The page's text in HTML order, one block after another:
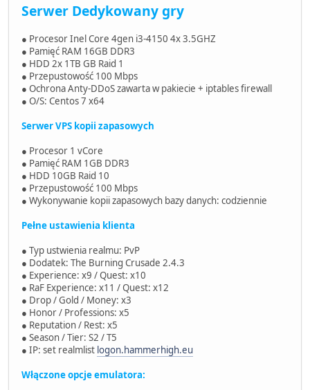
Serwer Dedykowany gry
● Procesor Inel Core 4gen i3-4150 4x 3.5GHZ
● Pamięć RAM 16GB DDR3
● HDD 2x 1TB GB Raid 1
● Przepustowość 100 Mbps
● Ochrona Anty-DDoS zawarta w pakiecie + iptables firewall
● O/S: Centos 7 x64
Serwer VPS kopii zapasowych
● Procesor 1 vCore
● Pamięć RAM 1GB DDR3
● HDD 10GB Raid 10
● Przepustowość 100 Mbps
● Wykonywanie kopii zapasowych bazy danych: codziennie
Pełne ustawienia klienta
● Typ ustwienia realmu: PvP
● Dodatek: The Burning Crusade 2.4.3
● Experience: x9 / Quest: x10
● RaF Experience: x11 / Quest: x12
● Drop / Gold / Money: x3
● Honor / Professions: x5
● Reputation / Rest: x5
● Season / Tier: S2 / T5
● IP: set realmlist logon.hammerhigh.eu
Włączone opcje emulatora: